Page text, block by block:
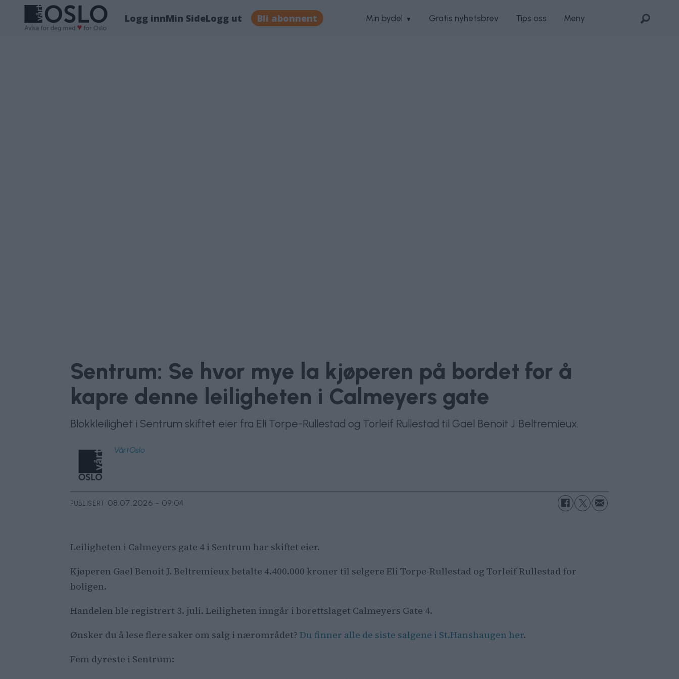
Logg innMin SideLogg ut Bli abonnent Min bydel Gratis nyhetsbrev Tips oss Meny
Sentrum: Se hvor mye la kjøperen på bordet for å
kapre denne leiligheten i Calmeyers gate
Blokkleilighet i Sentrum skiftet eier fra Eli Torpe-Rullestad og Torleif Rullestad til Gael Benoit J. Beltremieux.
VårtOslo
PUBLISERT 08.07.2026 - 09:04
Leiligheten i Calmeyers gate 4 i Sentrum har skiftet eier.
Kjøperen Gael Benoit J. Beltremieux betalte 4.400.000 kroner til selgere Eli Torpe-Rullestad og Torleif Rullestad for
boligen.
Handelen ble registrert 3. juli. Leiligheten inngår i borettslaget Calmeyers Gate 4.
Ønsker du å lese flere saker om salg i nærområdet?Du finner alle de siste salgene i St.Hanshaugen her.
Fem dyreste i Sentrum: